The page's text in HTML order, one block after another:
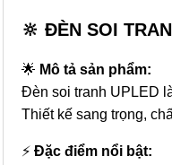
🔆 ĐÈN SOI
🌟 Mô tả sản phẩm:
Đèn soi tranh UPLED
Thiết kế sang trọng,
⚡ Đặc điểm nổi bật: